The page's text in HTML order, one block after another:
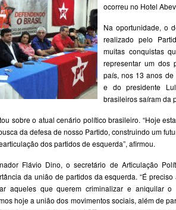
ocorreu no Hotel
Na oportunidade, o
realizado pelo
muitas conquistas
representar um dos
país, nos 13 anos
e do presidente
brasileiros saíram da
sobre o atual cenário político brasileiro. “Hoje
da defesa de nosso Partido, construindo um
dos partidos de esquerda”, afirmou.
Flávio Dino, o secretário de Articulação
da união de partidos da esquerda. “É
aqueles que querem criminalizar e aniquilar
hoje a união dos movimentos sociais, além de